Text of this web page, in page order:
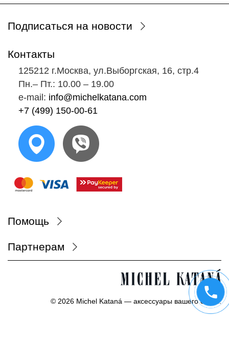
Подписаться на новости
Контакты
125212 г.Москва, ул.Выборгская, 16, стр.4
Пн.‒ Пт.: 10.00 ‒ 19.00
e-mail: info@michelkatana.com
+7 (499) 150-00-61
Помощь
Партнерам
© 2026 Michel Kataná — аксессуары вашего стиля.